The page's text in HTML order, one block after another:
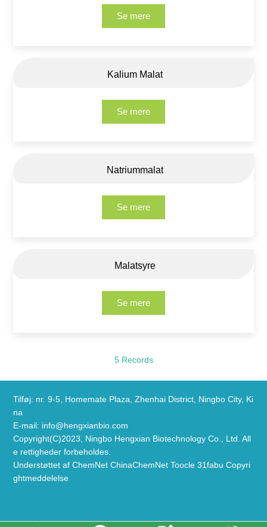
Se mere
Kalium Malat
Se mere
Natriummalat
Se mere
Malatsyre
Se mere
5 Records
Tilføj: nr. 9-5, Homemate Plaza, Zhenhai District, Ningbo City, Ki
na
E-mail: info@hengxianbio.com
Copyright(C)2023, Ningbo Hengxian Biotechnology Co., Ltd. All
e rettigheder forbeholdes.
Understøttet af ChemNet ChinaChemNet Toocle 31fabu Copyri
ghtmeddelelse